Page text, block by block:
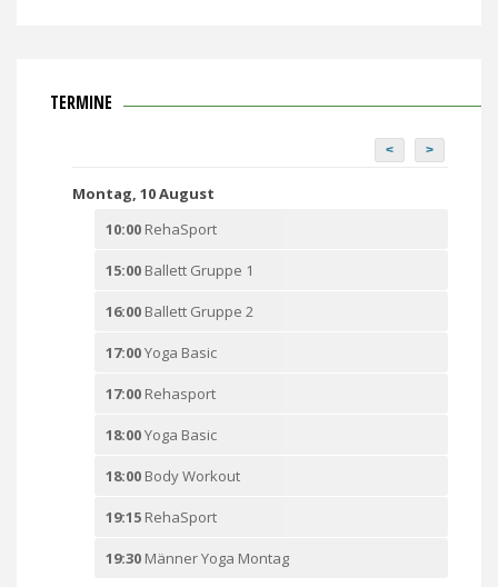
TERMINE
< >
Montag, 10 August
10:00 RehaSport
15:00 Ballett Gruppe 1
16:00 Ballett Gruppe 2
17:00Yoga Basic
17:00 Rehasport
18:00Yoga Basic
18:00 Body Workout
19:15 RehaSport
19:30 Männer Yoga Montag